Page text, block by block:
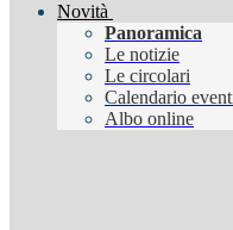
Novità
Panoramica
Le notizie
Le circolari
Calendario
Albo online